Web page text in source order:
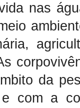
nas
da
com a